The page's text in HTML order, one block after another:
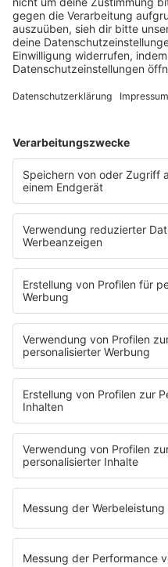
elektronischen Musikwelt
Festivals verschiedener
MARTIN EYERER -
HOME
PROGRAMM
Sendeplan
DJs
Playlist
MUSIC
Streams
Album der Woche
News
Highlights
Charts
EVENTS